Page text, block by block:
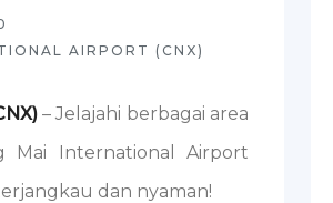
AIRPORT (CNX)
– Jelajahi berbagai area
Mai International Airport
dan nyaman!